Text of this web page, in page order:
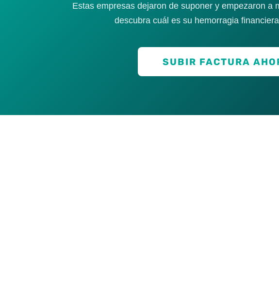
Estas empresas dejaron de suponer y empezaron a
descubra cuál es su hemorragia
SUBIR FACTURA